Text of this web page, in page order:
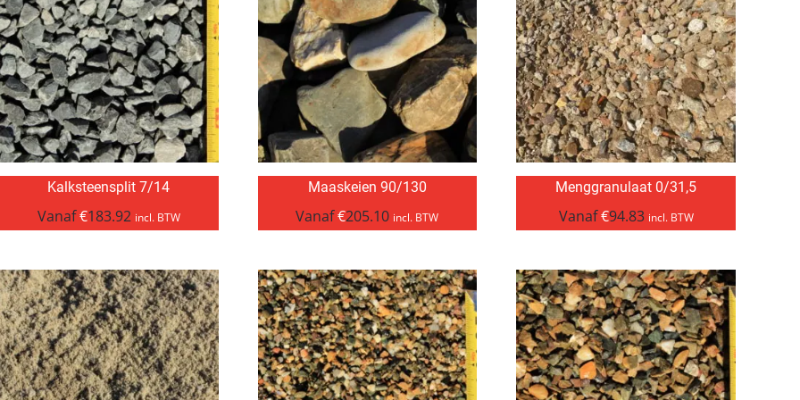
Kalksteensplit 7/14
Vanaf€183.92 incl. BTW
Maaskeien 90/130
Vanaf€205.10 incl. BTW
Menggranulaat 0/31,5
Vanaf€94.83 incl. BTW